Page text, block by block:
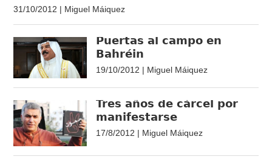
31/10/2012 | Miguel Máiquez
Puertas al campo en
Bahréin
19/10/2012 | Miguel Máiquez
Tres años de cárcel por
manifestarse
17/8/2012 | Miguel Máiquez